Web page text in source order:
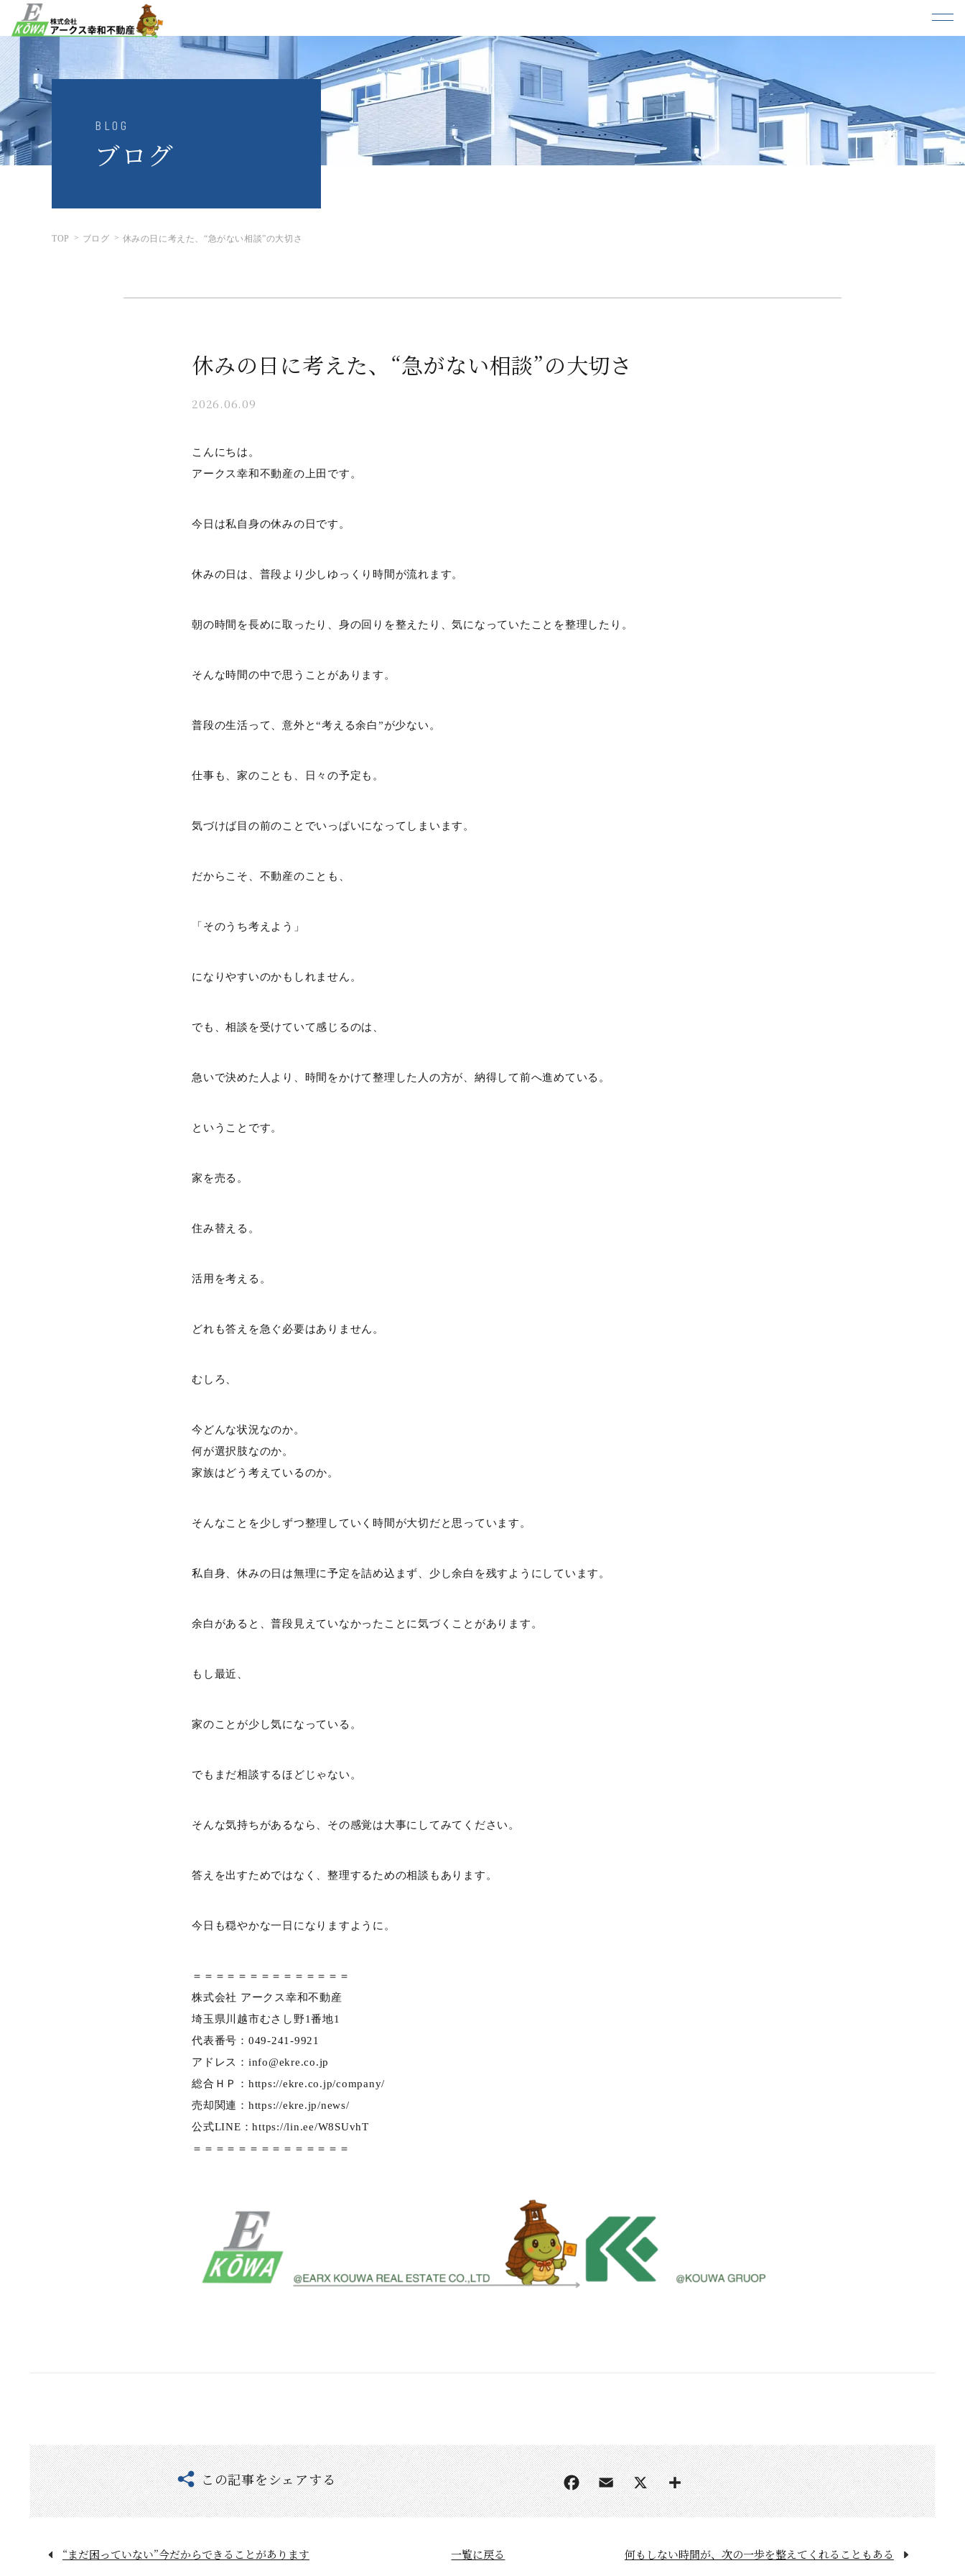
BLOG
ブログ
TOP ブログ 休みの日に考えた、“急がない相談”の大切さ
休みの日に考えた、“急がない相談”の大切さ
2026.06.09
こんにちは。
アークス幸和不動産の上田です。
今日は私自身の休みの日です。
休みの日は、普段より少しゆっくり時間が流れます。
朝の時間を長めに取ったり、身の回りを整えたり、気になっていたことを整理したり。
そんな時間の中で思うことがあります。
普段の生活って、意外と“考える余白”が少ない。
仕事も、家のことも、日々の予定も。
気づけば目の前のことでいっぱいになってしまいます。
だからこそ、不動産のことも、
「そのうち考えよう」
になりやすいのかもしれません。
でも、相談を受けていて感じるのは、
急いで決めた人より、時間をかけて整理した人の方が、納得して前へ進めている。
ということです。
家を売る。
住み替える。
活用を考える。
どれも答えを急ぐ必要はありません。
むしろ、
今どんな状況なのか。
何が選択肢なのか。
家族はどう考えているのか。
そんなことを少しずつ整理していく時間が大切だと思っています。
私自身、休みの日は無理に予定を詰め込まず、少し余白を残すようにしています。
余白があると、普段見えていなかったことに気づくことがあります。
もし最近、
家のことが少し気になっている。
でもまだ相談するほどじゃない。
そんな気持ちがあるなら、その感覚は大事にしてみてください。
答えを出すためではなく、整理するための相談もあります。
今日も穏やかな一日になりますように。
＝＝＝＝＝＝＝＝＝＝＝＝＝＝
株式会社 アークス幸和不動産
埼玉県川越市むさし野1番地1
代表番号：049-241-9921
アドレス： info@ekre.co.jp
総合ＨＰ： https://ekre.co.jp/company/
売却関連： https://ekre.jp/news/
公式LINE：https://lin.ee/W8SUvhT
＝＝＝＝＝＝＝＝＝＝＝＝＝＝
この記事をシェアする
“まだ困っていない”今だからできることがあります 一覧に戻る 何もしない時間が、次の一歩を整えてくれることもある